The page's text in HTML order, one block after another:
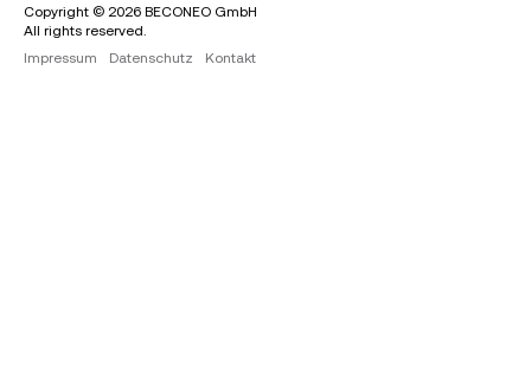
Copyright © 2026 BECONEO GmbH
All rights reserved.
Impressum
Datenschutz Kontakt